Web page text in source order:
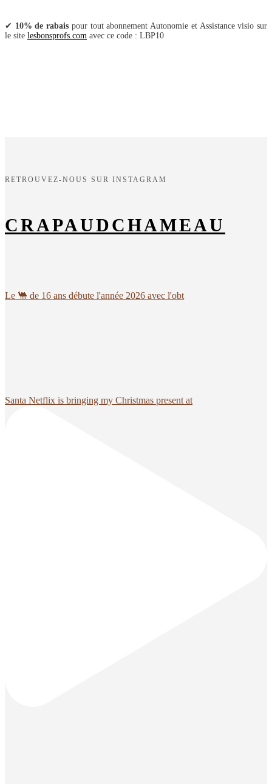
✔ 10% de rabais pour tout abonnement Autonomie et Assistance visio sur
le site lesbonsprofs.com avec ce code : LBP10
RETROUVEZ-NOUS SUR INSTAGRAM
CRAPAUDCHAMEAU
Le 🐫 de 16 ans débute l'année 2026 avec l'obt
Santa Netflix is bringing my Christmas present at